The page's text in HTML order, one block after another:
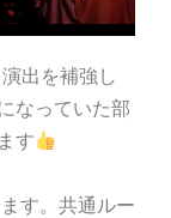
出を補強し
なっていた部
す
す。共通ルー